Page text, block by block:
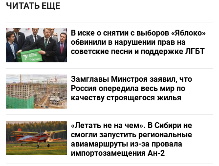
ЧИТАТЬ ЕЩЕ
В иске о снятии с выборов «Яблоко»
обвинили в нарушении прав на
советские песни и поддержке ЛГБТ
Замглавы Минстроя заявил, что
Россия опередила весь мир по
качеству строящегося жилья
«Летать не на чем». В Сибири не
смогли запустить региональные
авиамаршруты из-за провала
импортозамещения Ан-2